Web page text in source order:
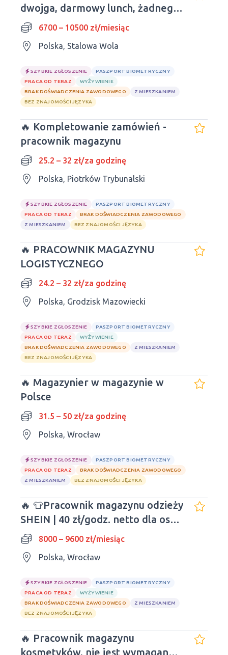
dwojga, darmowy lunch, żadnego
doświadczenia i żadnego języka
6700 – 10500 zł/miesiąc
Polska, Stalowa Wola
SZYBKIE ZGŁOSZENIE
PASZPORT BIOMETRYCZNY
PRACA OD TERAZ
WYŻYWIENIE
BRAK DOŚWIADCZENIA ZAWODOWEGO
Z MIESZKANIEM
BEZ ZNAJOMOŚCI JĘZYKA
🔥 Kompletowanie zamówień -
pracownik magazynu
25.2 – 32 zł/za godzinę
Polska, Piotrków Trybunalski
SZYBKIE ZGŁOSZENIE
PASZPORT BIOMETRYCZNY
PRACA OD TERAZ
BRAK DOŚWIADCZENIA ZAWODOWEGO
Z MIESZKANIEM
BEZ ZNAJOMOŚCI JĘZYKA
🔥 PRACOWNIK MAGAZYNU
LOGISTYCZNEGO
24.2 – 32 zł/za godzinę
Polska, Grodzisk Mazowiecki
SZYBKIE ZGŁOSZENIE
PASZPORT BIOMETRYCZNY
PRACA OD TERAZ
WYŻYWIENIE
BRAK DOŚWIADCZENIA ZAWODOWEGO
Z MIESZKANIEM
BEZ ZNAJOMOŚCI JĘZYKA
🔥 Magazynier w magazynie w
Polsce
31.5 – 50 zł/za godzinę
Polska, Wrocław
SZYBKIE ZGŁOSZENIE
PASZPORT BIOMETRYCZNY
PRACA OD TERAZ
BRAK DOŚWIADCZENIA ZAWODOWEGO
Z MIESZKANIEM
BEZ ZNAJOMOŚCI JĘZYKA
🔥 👕Pracownik magazynu odzieży
SHEIN | 40 zł/godz. netto dla osób
młodych!8000 – 9600 zł/miesiąc
Polska, Wrocław
SZYBKIE ZGŁOSZENIE
PASZPORT BIOMETRYCZNY
PRACA OD TERAZ
WYŻYWIENIE
BRAK DOŚWIADCZENIA ZAWODOWEGO
Z MIESZKANIEM
BEZ ZNAJOMOŚCI JĘZYKA
🔥 Pracownik magazynu
kosmetyków, nie jest wymagane